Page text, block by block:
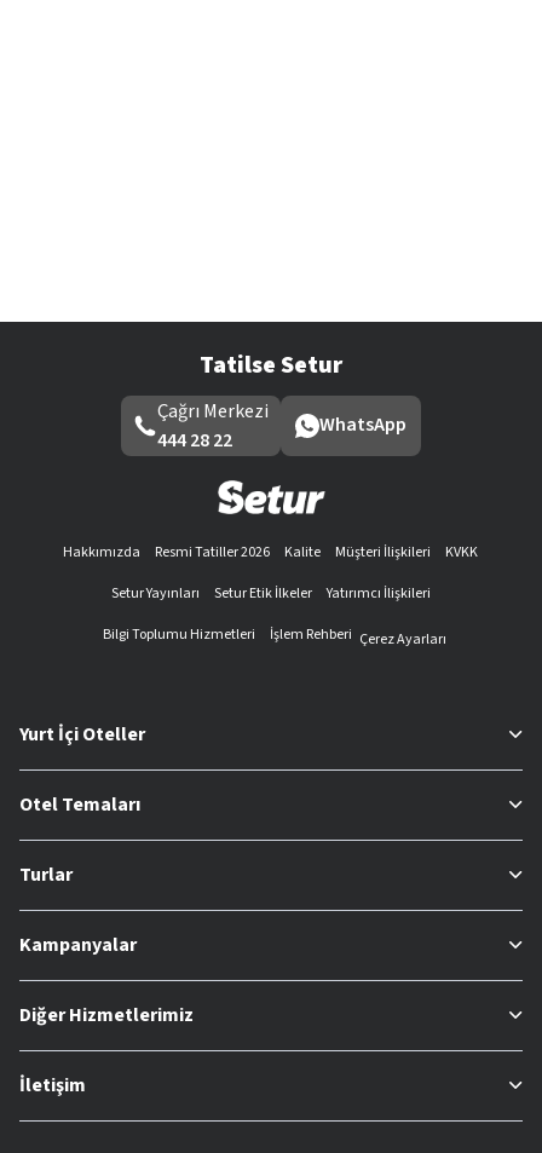
Tatilse Setur
Çağrı Merkezi
444 28 22
WhatsApp
Hakkımızda Resmi Tatiller 2026 Kalite Müşteri İlişkileri
KVKK
Setur Yayınları
Setur Etik İlkeler
Yatırımcı İlişkileri
Bilgi Toplumu Hizmetleri
İşlem Rehberi Çerez Ayarları
Yurt İçi Oteller
Otel Temaları
Turlar
Kampanyalar
Diğer Hizmetlerimiz
İletişim